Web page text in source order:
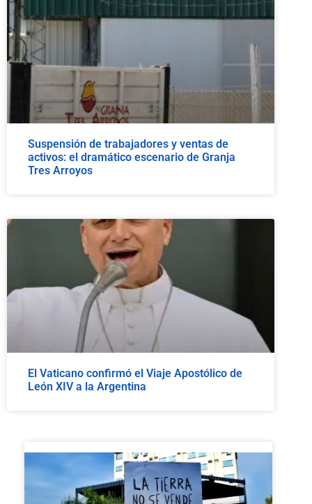
Suspensión de trabajadores y ventas de
activos: el dramático escenario de Granja
Tres Arroyos
El Vaticano confirmó el Viaje Apostólico de
León XIV a la Argentina